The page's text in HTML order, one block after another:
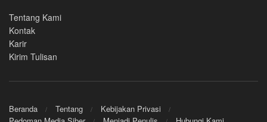
Tentang Kami
Kontak
Karir
Kirim Tulisan
Beranda Tentang
Kebijakan Privasi